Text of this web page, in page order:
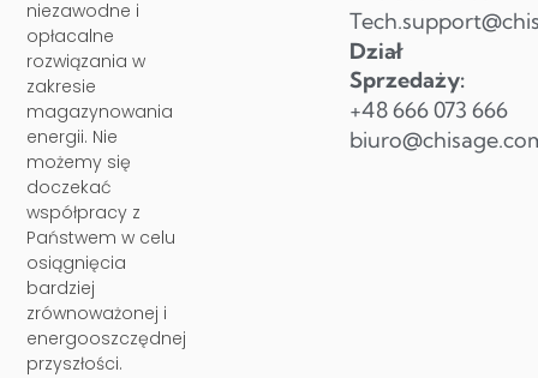
niezawodne i
opłacalne
rozwiązania w
zakresie
magazynowania
energii. Nie
możemy się
doczekać
współpracy z
Państwem w celu
osiągnięcia
bardziej
zrównoważonej i
energooszczędnej
przyszłości.
Dział
Sprzedaży:
+48 666 073 666